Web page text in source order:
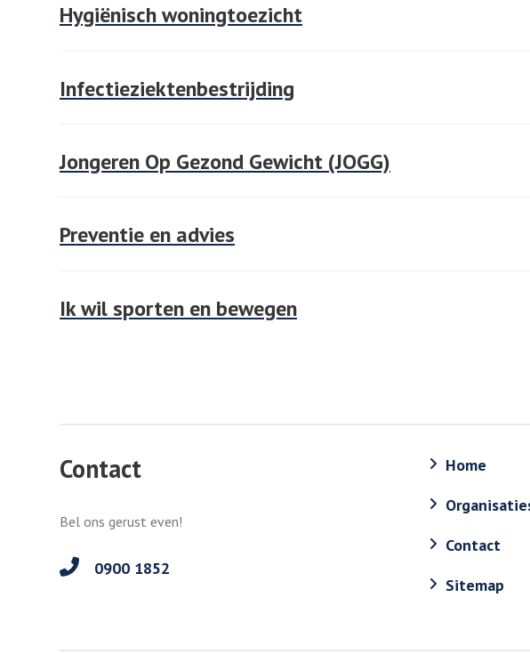
Hygiënisch woningtoezicht
Infectieziektenbestrijding
Jongeren Op Gezond Gewicht (JOGG)
Preventie en advies
Ik wil sporten en bewegen
Contact
Bel ons gerust even!
0900 1852
Home
Contact
Sitemap